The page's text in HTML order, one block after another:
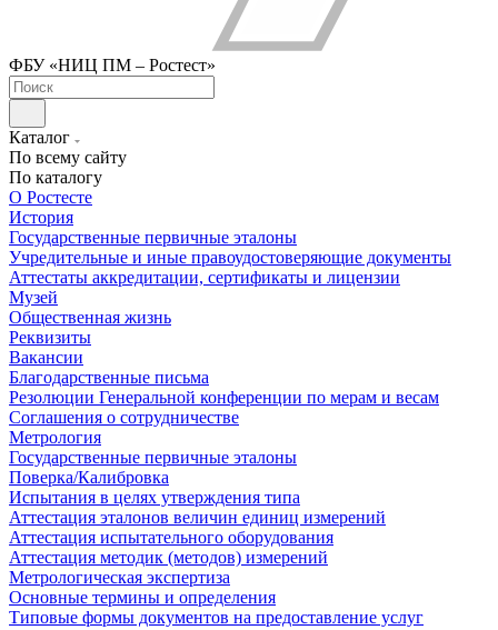
ФБУ «НИЦ ПМ – Ростест»
Каталог
По всему сайту
По каталогу
О Ростесте
История
Государственные первичные эталоны
Учредительные и иные правоудостоверяющие документы
Аттестаты аккредитации, сертификаты и лицензии
Музей
Общественная жизнь
Реквизиты
Вакансии
Благодарственные письма
Резолюции Генеральной конференции по мерам и весам
Соглашения о сотрудничестве
Метрология
Государственные первичные эталоны
Поверка/Калибровка
Испытания в целях утверждения типа
Аттестация эталонов величин единиц измерений
Аттестация испытательного оборудования
Аттестация методик (методов) измерений
Метрологическая экспертиза
Основные термины и определения
Типовые формы документов на предоставление услуг